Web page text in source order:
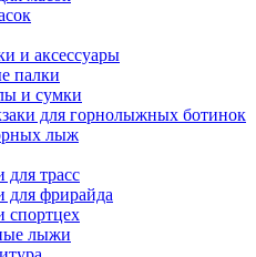
и аксессуары
палки
и сумки
для горнолыжных ботинок
лыж
трасс
фрирайда
спортцех
лыжи